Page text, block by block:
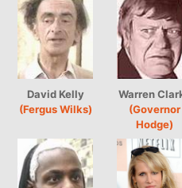
David Kelly
(Fergus Wilks)
Warren
(Governor
Hodge)